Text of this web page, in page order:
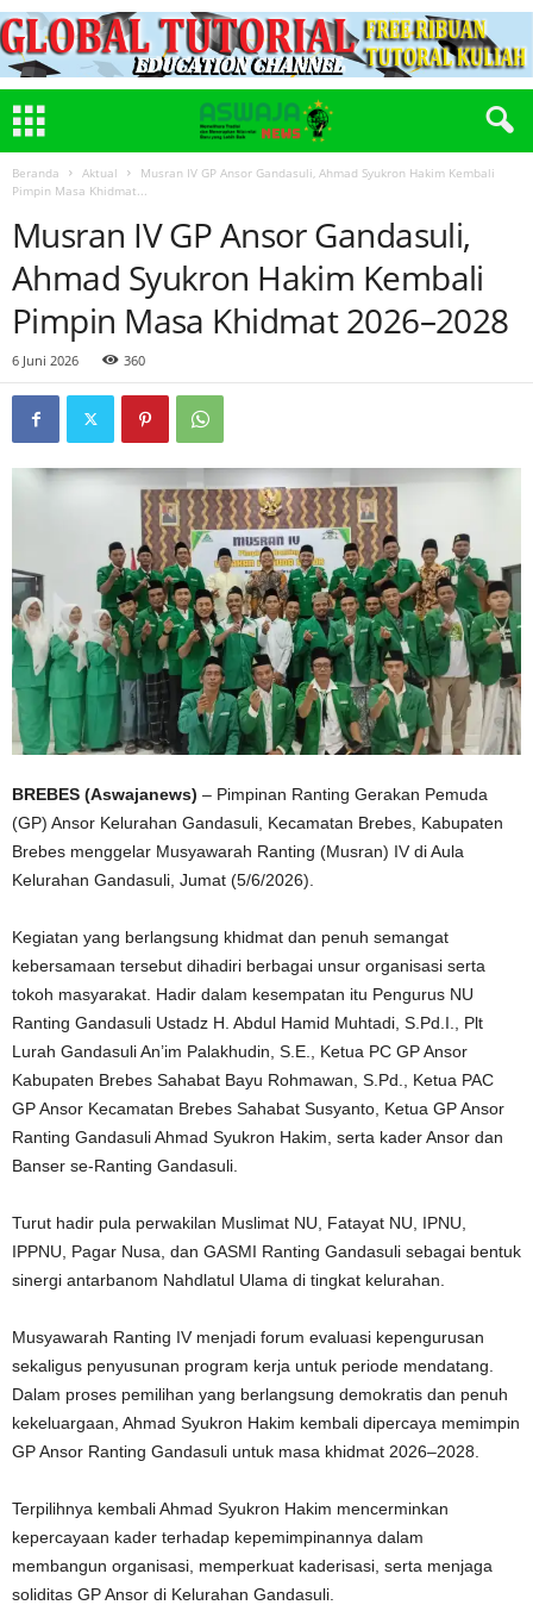
Beranda Aktual
Musran IV GP Ansor Gandasuli, Ahmad Syukron Hakim Kembali
Pimpin Masa Khidmat...
Musran IV GP Ansor Gandasuli,
Ahmad Syukron Hakim Kembali
Pimpin Masa Khidmat 2026–2028
6 Juni 2026 360
BREBES (Aswajanews) – Pimpinan Ranting Gerakan Pemuda
(GP) Ansor Kelurahan Gandasuli, Kecamatan Brebes, Kabupaten
Brebes menggelar Musyawarah Ranting (Musran) IV di Aula
Kelurahan Gandasuli, Jumat (5/6/2026).
Kegiatan yang berlangsung khidmat dan penuh semangat
kebersamaan tersebut dihadiri berbagai unsur organisasi serta
tokoh masyarakat. Hadir dalam kesempatan itu Pengurus NU
Ranting Gandasuli Ustadz H. Abdul Hamid Muhtadi, S.Pd.I., Plt
Lurah Gandasuli An’im Palakhudin, S.E., Ketua PC GP Ansor
Kabupaten Brebes Sahabat Bayu Rohmawan, S.Pd., Ketua PAC
GP Ansor Kecamatan Brebes Sahabat Susyanto, Ketua GP Ansor
Ranting Gandasuli Ahmad Syukron Hakim, serta kader Ansor dan
Banser se-Ranting Gandasuli.
Turut hadir pula perwakilan Muslimat NU, Fatayat NU, IPNU,
IPPNU, Pagar Nusa, dan GASMI Ranting Gandasuli sebagai bentuk
sinergi antarbanom Nahdlatul Ulama di tingkat kelurahan.
Musyawarah Ranting IV menjadi forum evaluasi kepengurusan
sekaligus penyusunan program kerja untuk periode mendatang.
Dalam proses pemilihan yang berlangsung demokratis dan penuh
kekeluargaan, Ahmad Syukron Hakim kembali dipercaya memimpin
GP Ansor Ranting Gandasuli untuk masa khidmat 2026–2028.
Terpilihnya kembali Ahmad Syukron Hakim mencerminkan
kepercayaan kader terhadap kepemimpinannya dalam
membangun organisasi, memperkuat kaderisasi, serta menjaga
soliditas GP Ansor di Kelurahan Gandasuli.